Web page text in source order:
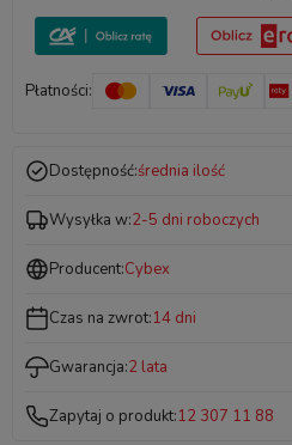
Płatności:
Dostępność:średnia ilość
Wysyłka w:2-5 dni roboczych
Producent:Cybex
Czas na zwrot:14 dni
Gwarancja:2 lata
Zapytaj o produkt:12 307 11 88